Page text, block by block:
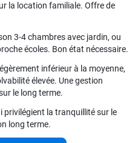
la location familiale. Offre de
3-4 chambres avec jardin, ou
écoles. Bon état nécessaire.
inférieur à la moyenne,
élevée. Une gestion
le long terme.
privilégient la tranquillité sur le
long terme.